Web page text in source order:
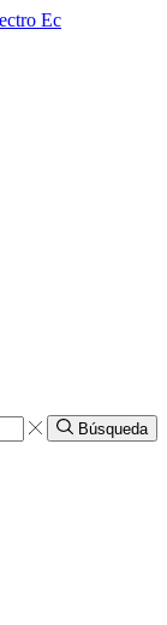
Búsqueda